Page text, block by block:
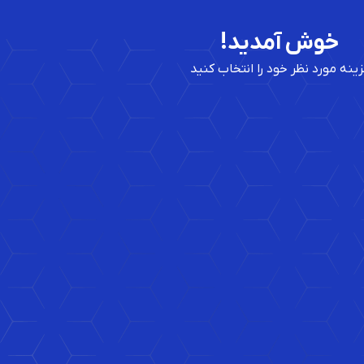
خوش آمدید!
مورد نظر خود را انتخاب کنید